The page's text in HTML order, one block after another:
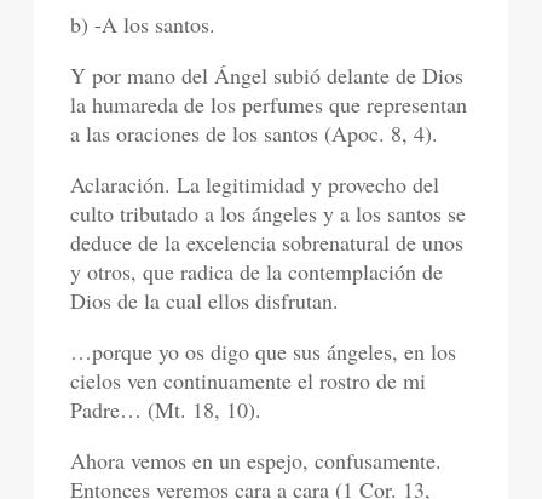
b) -A los santos.
Y por mano del Ángel subió delante de Dios
la humareda de los perfumes que representan
a las oraciones de los santos (Apoc. 8, 4).
Aclaración. La legitimidad y provecho del
culto tributado a los ángeles y a los santos se
deduce de la excelencia sobrenatural de unos
y otros, que radica de la contemplación de
Dios de la cual ellos disfrutan.
…porque yo os digo que sus ángeles, en los
cielos ven continuamente el rostro de mi
Padre… (Mt. 18, 10).
Ahora vemos en un espejo, confusamente.
Entonces veremos cara a cara (1 Cor. 13,